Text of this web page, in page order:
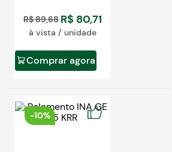
R$89,68 R$ 80,71
à vista / unidade
Comprar agora
-10%